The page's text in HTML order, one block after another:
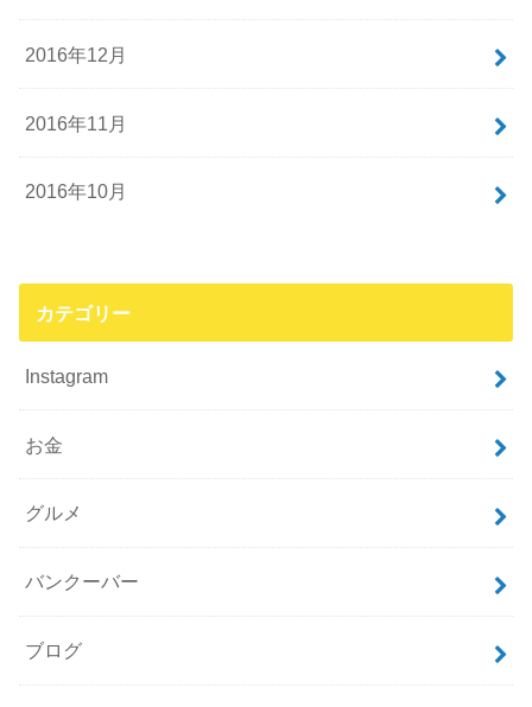
2016年12月
2016年11月
2016年10月
カテゴリー
Instagram
お金
グルメ
バンクーバー
ブログ